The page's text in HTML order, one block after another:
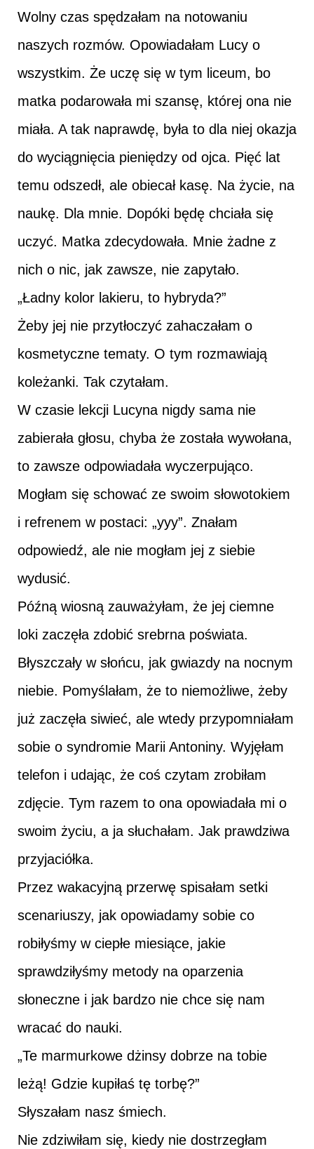
Wolny czas spędzałam na notowaniu
naszych rozmów. Opowiadałam Lucy o
wszystkim. Że uczę się w tym liceum, bo
matka podarowała mi szansę, której ona nie
miała. A tak naprawdę, była to dla niej okazja
do wyciągnięcia pieniędzy od ojca. Pięć lat
temu odszedł, ale obiecał kasę. Na życie, na
naukę. Dla mnie. Dopóki będę chciała się
uczyć. Matka zdecydowała. Mnie żadne z
nich o nic, jak zawsze, nie zapytało.
„Ładny kolor lakieru, to hybryda?”
Żeby jej nie przytłoczyć zahaczałam o
kosmetyczne tematy. O tym rozmawiają
koleżanki. Tak czytałam.
W czasie lekcji Lucyna nigdy sama nie
zabierała głosu, chyba że została wywołana,
to zawsze odpowiadała wyczerpująco.
Mogłam się schować ze swoim słowotokiem
i refrenem w postaci: „yyy”. Znałam
odpowiedź, ale nie mogłam jej z siebie
wydusić.
Późną wiosną zauważyłam, że jej ciemne
loki zaczęła zdobić srebrna poświata.
Błyszczały w słońcu, jak gwiazdy na nocnym
niebie. Pomyślałam, że to niemożliwe, żeby
już zaczęła siwieć, ale wtedy przypomniałam
sobie o syndromie Marii Antoniny. Wyjęłam
telefon i udając, że coś czytam zrobiłam
zdjęcie. Tym razem to ona opowiadała mi o
swoim życiu, a ja słuchałam. Jak prawdziwa
przyjaciółka.
Przez wakacyjną przerwę spisałam setki
scenariuszy, jak opowiadamy sobie co
robiłyśmy w ciepłe miesiące, jakie
sprawdziłyśmy metody na oparzenia
słoneczne i jak bardzo nie chce się nam
wracać do nauki.
„Te marmurkowe dżinsy dobrze na tobie
leżą! Gdzie kupiłaś tę torbę?”
Słyszałam nasz śmiech.
Nie zdziwiłam się, kiedy nie dostrzegłam